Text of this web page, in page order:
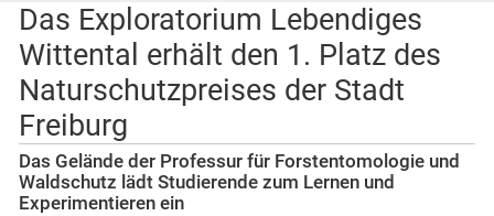
Das Exploratorium Lebendiges
Wittental erhält den 1. Platz des
Naturschutzpreises der Stadt
Freiburg
Das Gelände der Professur für Forstentomologie und
Waldschutz lädt Studierende zum Lernen und
Experimentieren ein